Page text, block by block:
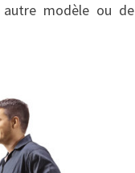
autre modèle ou de